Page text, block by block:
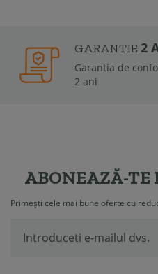
GARANTIE 2
Garantia de
2 ani
ABONEAZĂ-TE
Primești cele mai bune oferte cu